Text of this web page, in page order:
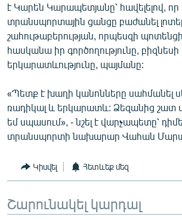
է Կարեն Կարապետյանը՝ հավելելով,
տրանսպորտային ցանցը բաժանել
շահութաբերության, որպեսզի
հասկանա իր գործողությունը, բիզնեսի
երկարատևությունը, պայմանը:
«Պետք է խաղի կանոնները սահմանել
ռադիկալ և երկարատև: Ձեզանից շատ
եմ սպասում», - նշել է վարչապետը՝
տրանսպորտի նախարար Վահան
Կիսվել Հետևեք մեզ
Շարունակել կարդալ